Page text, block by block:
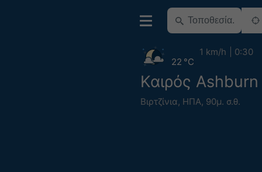
Καιρός Ashburn
Βιρτζίνια, ΗΠΑ, 90μ. σ.θ.
22 °C
1 km/h 0:30